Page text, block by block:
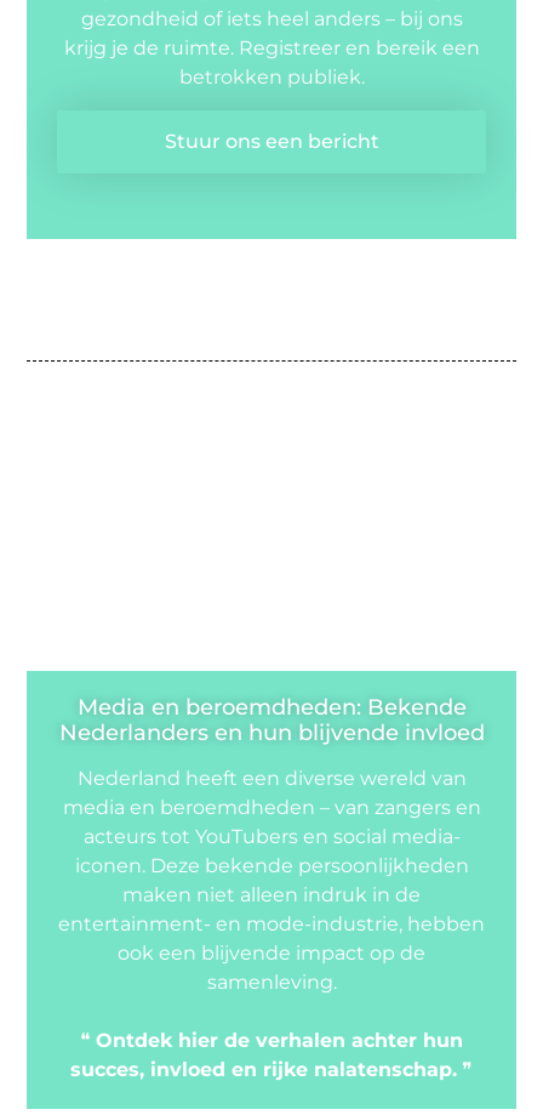
gezondheid of iets heel anders – bij ons
krijg je de ruimte. Registreer en bereik een
betrokken publiek.
Stuur ons een bericht
Media en beroemdheden: Bekende
Nederlanders en hun blijvende invloed
Nederland heeft een diverse wereld van
media en beroemdheden – van zangers en
acteurs tot YouTubers en social media-
iconen. Deze bekende persoonlijkheden
maken niet alleen indruk in de
entertainment- en mode-industrie, hebben
ook een blijvende impact op de
samenleving.
❝ Ontdek hier de verhalen achter hun
succes, invloed en rijke nalatenschap. ❞